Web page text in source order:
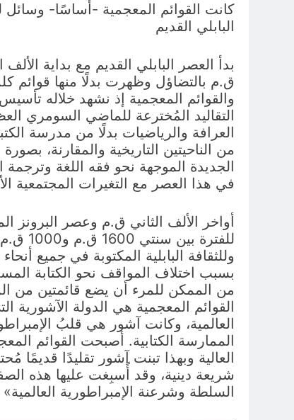
كانت القوائم المعجمية -أساسًا- وسائل
البابلي القديم
ق.م بالتضاؤل وظهرت بدلًا منها قوائم
والقوائم المعجمية إذ نشهد خلاله
العرافة والرياضيات بدلًا من مدرسة
من الناحيتين التاريخية والمقارنة،
الجديدة الموجهة نحو فقه اللغة
في هذا العصر مع التغيرات المجتمعية
أواخر الألف الثاني ق.م وعصر البرونز
بسبب اختلاف المواقف نحو الكتابة
من الممكن للمرء أن يضع قائمتين من
القوائم المعجمية هي الدولة الآشورية
العالمية، وكانت آشور هي قلبُ
الممارسة الكتابية. أصبحت القوائم
العالية وبهذا تبنت آشور تقليدًا قديمًا
شريعة دينية، وقد أًسبِغت عليها هذه
السلطة وشرعنة الإمبراطورية العالمية»